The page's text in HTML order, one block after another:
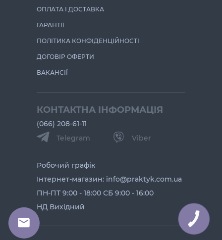
ОПЛАТА І ДОСТАВКА
ГАРАНТІЇ
ПОЛІТИКА КОНФІДЕНЦІЙНОСТІ
ДОГОВІР ОФЕРТИ
ВАКАНСІЇ
КОНТАКТНА ІНФОРМАЦІЯ
(066) 208-61-11
Telegram
Viber
Робочий графік
Інтернет-магазин: info@praktyk.com.ua
ПН-ПТ 9:00 - 18:00 СБ 9:00 - 16:00
НД Вихідний
КНОПКА
ЗВ'ЯЗКУ